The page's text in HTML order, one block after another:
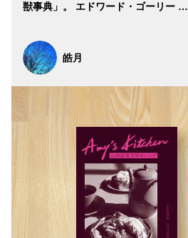
獣事典」。 エドワード・ゴーリー …
皓月